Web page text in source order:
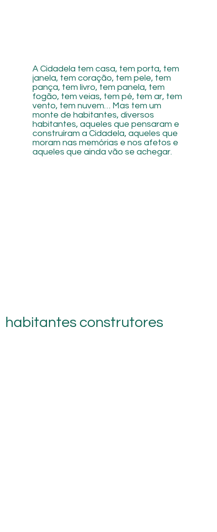
A Cidadela tem casa, tem porta, tem
janela, tem coração, tem pele, tem
pança, tem livro, tem panela, tem
fogão, tem veias, tem pé, tem ar, tem
vento, tem nuvem… Mas tem um
monte de habitantes, diversos
habitantes, aqueles que pensaram e
construíram a Cidadela, aqueles que
moram nas memórias e nos afetos e
aqueles que ainda vão se achegar.
habitantes construtores